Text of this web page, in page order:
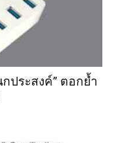
กประสงค์” ตอกย้ำ